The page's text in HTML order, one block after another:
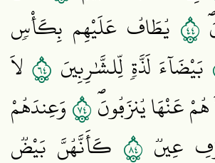
٤٤ يُطَافُ عَلَيْهِم بِكَأْسٖ
بَيْضَآءَ لَذَّةٖ لِّلشَّٰرِبِينَ ٤٦ لَا
عَنْهَا يُنزَفُونَۖ٤٧وَعِندَهُمْ
عِينٞ ٤٨ كَأَنَّهُنَّ بَيْضٞ